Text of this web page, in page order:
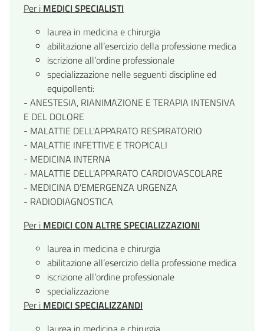
Per i MEDICI SPECIALISTI
laurea in medicina e chirurgia
abilitazione all’esercizio della professione medica
iscrizione all’ordine professionale
specializzazione nelle seguenti discipline ed
equipollenti:
- ANESTESIA, RIANIMAZIONE E TERAPIA INTENSIVA
E DEL DOLORE
- MALATTIE DELL'APPARATO RESPIRATORIO
- MALATTIE INFETTIVE E TROPICALI
- MEDICINA INTERNA
- MALATTIE DELL'APPARATO CARDIOVASCOLARE
- MEDICINA D'EMERGENZA URGENZA
- RADIODIAGNOSTICA
Per i MEDICI CON ALTRE SPECIALIZZAZIONI
laurea in medicina e chirurgia
abilitazione all’esercizio della professione medica
iscrizione all’ordine professionale
specializzazione
Per i MEDICI SPECIALIZZANDI